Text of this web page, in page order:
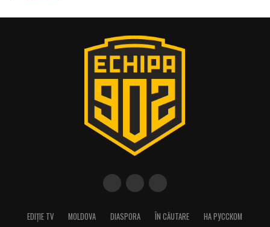
EDIȚIE TV MOLDOVA DIASPORA ÎN CĂUTARE НА РУССКОМ